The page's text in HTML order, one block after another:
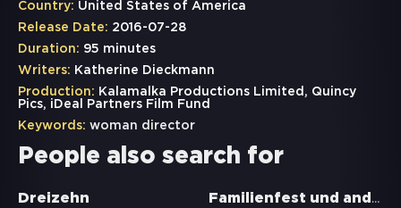
Country: United States of America
Release Date: 2016-07-28
Duration: 95 minutes
Writers: Katherine Dieckmann
Production: Kalamalka Productions Limited, Quincy
Pics, iDeal Partners Film Fund
Keywords: woman director
People also search for
Dreizehn Familienfest und andere Schwierigkeiten